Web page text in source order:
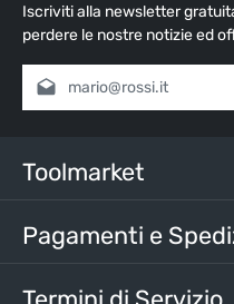
Iscriviti alla newsletter
perdere le nostre notizie ed
Indirizzo e-mail*
nostri termini e condizioni
Inserisci i caratteri sopra*
Toolmarket
Pagamenti e